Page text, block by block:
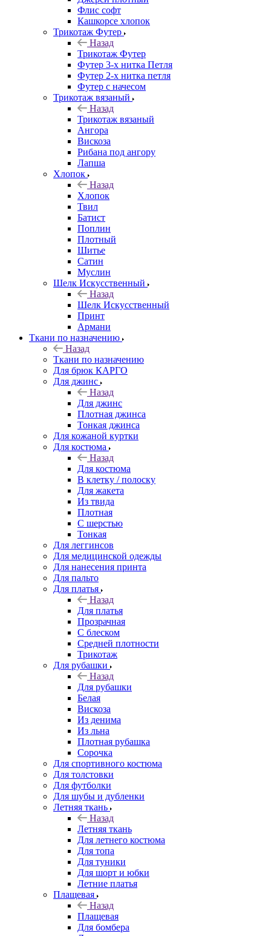
Флис софт
Кашкорсе хлопок
Трикотаж Футер
Назад
Трикотаж Футер
Футер 3-х нитка Петля
Футер 2-х нитка петля
Футер с начесом
Трикотаж вязаный
Назад
Трикотаж вязаный
Ангора
Вискоза
Рибана под ангору
Лапша
Хлопок
Назад
Хлопок
Твил
Батист
Поплин
Плотный
Шитье
Сатин
Муслин
Шелк Искусственный
Назад
Шелк Искусственный
Принт
Армани
Ткани по назначению
Назад
Ткани по назначению
Для брюк КАРГО
Для джинс
Назад
Для джинс
Плотная джинса
Тонкая джинса
Для кожаной куртки
Для костюма
Назад
Для костюма
В клетку / полоску
Для жакета
Из твида
Плотная
С шерстью
Тонкая
Для леггинсов
Для медицинской одежды
Для нанесения принта
Для пальто
Для платья
Назад
Для платья
Прозрачная
С блеском
Средней плотности
Трикотаж
Для рубашки
Назад
Для рубашки
Белая
Вискоза
Из денима
Из льна
Плотная рубашка
Сорочка
Для спортивного костюма
Для толстовки
Для футболки
Для шубы и дубленки
Летняя ткань
Назад
Летняя ткань
Для летнего костюма
Для топа
Для туники
Для шорт и юбки
Летние платья
Плащевая
Назад
Плащевая
Для бомбера